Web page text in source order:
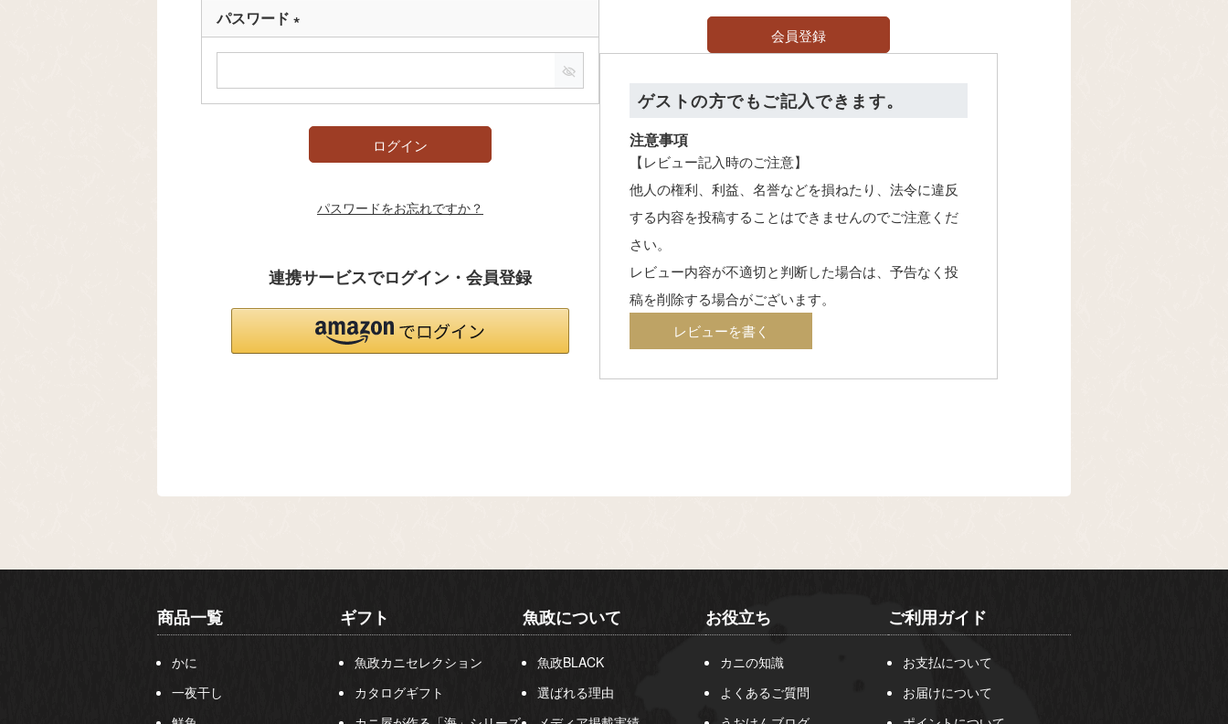
パスワード
(
須
ログイン
パスワードをお忘れですか？
連携サービスでログイン・会員登録
会員登録
ゲストの方でもご記入できます。
注意事項
【レビュー記入時のご注意】
他人の権利、利益、名誉などを損ねたり、法令に違反
する内容を投稿することはできませんのでご注意くだ
さい。
レビュー内容が不適切と判断した場合は、予告なく投
稿を削除する場合がございます。
レビューを書く
商品一覧
かに
一夜干し
ギフト
魚政カニセレクション
カタログギフト
魚政について
魚政BLACK
選ばれる理由
お役立ち
カニの知識
よくあるご質問
ご利用ガイド
お支払について
お届けについて